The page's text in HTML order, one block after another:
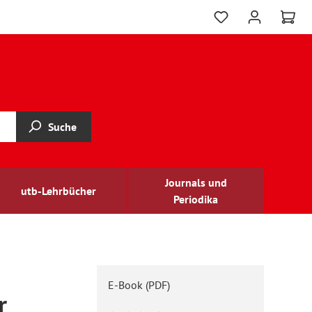
Suche
utb-Lehrbücher
Journals und
Periodika
E-Book (PDF)